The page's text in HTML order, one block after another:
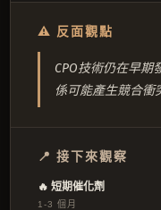
⚠ 反面觀點
CPO技術仍在早
係可能產生競合衝
📍 接下來觀察
🔥 短期催化劑
1-3 個月